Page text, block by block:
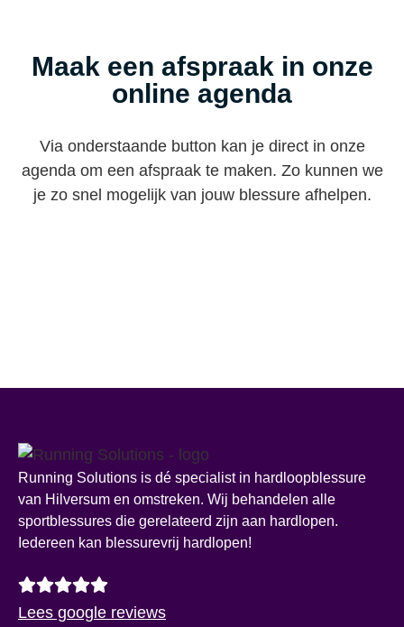
Maak een afspraak in onze
online agenda
Via onderstaande button kan je direct in onze
agenda om een afspraak te maken. Zo kunnen we
je zo snel mogelijk van jouw blessure afhelpen.
Running Solutions is dé specialist in hardloopblessure
van Hilversum en omstreken. Wij behandelen alle
sportblessures die gerelateerd zijn aan hardlopen.
Iedereen kan blessurevrij hardlopen!
Lees google reviews